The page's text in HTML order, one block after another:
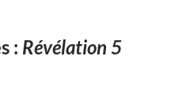
: Révélation 5